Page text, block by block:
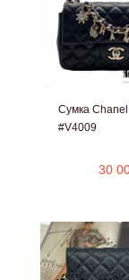
Сумка Chanel
#V4009
30